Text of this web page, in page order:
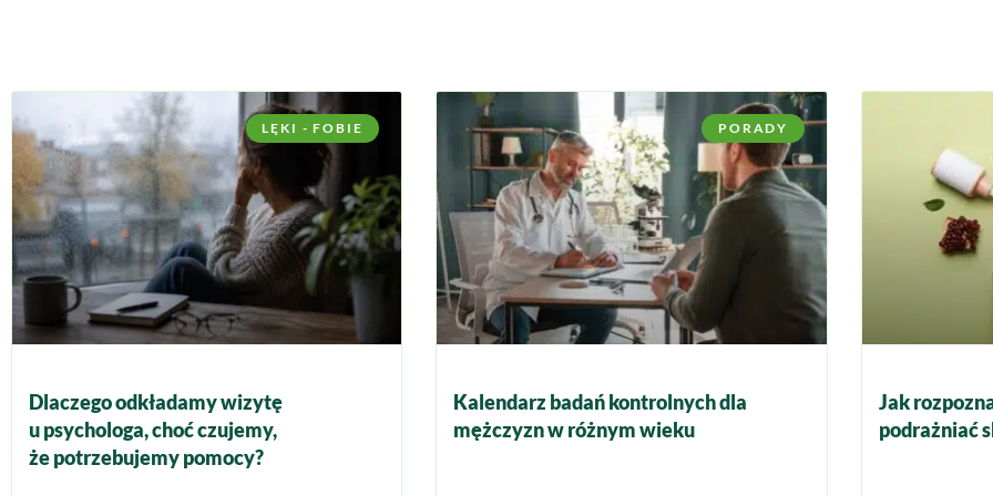
LĘKI - FOBIE
Dlaczego odkładamy wizytę
u psychologa, choć czujemy,
że potrzebujemy pomocy?
PORADY
Kalendarz badań kontrolnych dla
mężczyzn w różnym wieku
Jak
podrażniać